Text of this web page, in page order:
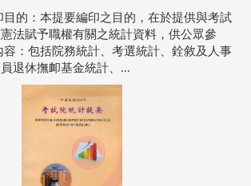
的：本提要編印之目的，在於提供與考試
法賦予職權有關之統計資料，供公眾參
：包括院務統計、考選統計、銓敘及人事
退休撫卹基金統計、...